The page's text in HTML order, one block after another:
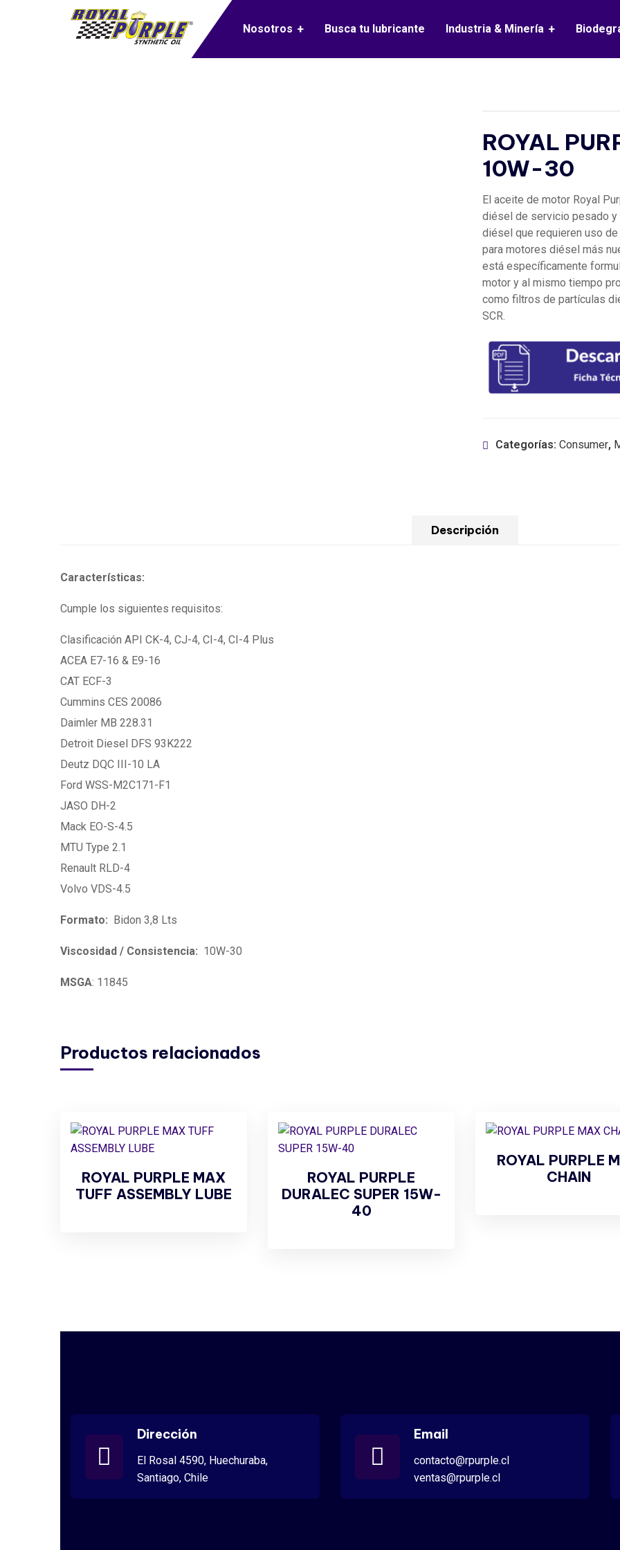
Nosotros Busca tu lubricante Industria & Minería
ROYAL
10W-30
El aceite de motor Royal
diésel de servicio pesado
diésel que requieren uso
para motores diésel más
está específicamente
motor y al mismo tiempo
como filtros de partículas
SCR.
Categorías: Consumer,
Descripción
Características:
Cumple los siguientes requisitos:
Clasificación API CK-4, CJ-4, CI-4, CI-4 Plus
ACEA E7-16 & E9-16
CAT ECF-3
Cummins CES 20086
Daimler MB 228.31
Detroit Diesel DFS 93K222
Deutz DQC III-10 LA
Ford WSS-M2C171-F1
JASO DH-2
Mack EO-S-4.5
MTU Type 2.1
Renault RLD-4
Volvo VDS-4.5
Formato: Bidon 3,8 Lts
Viscosidad / Consistencia: 10W-30
MSGA: 11845
Productos relacionados
ROYAL PURPLE MAX
TUFF ASSEMBLY LUBE
ROYAL PURPLE
DURALEC SUPER 15W-
40
ROYAL PURPLE
CHAIN
Dirección
El Rosal 4590, Huechuraba,
Santiago, Chile
Email
contacto@rpurple.cl
ventas@rpurple.cl